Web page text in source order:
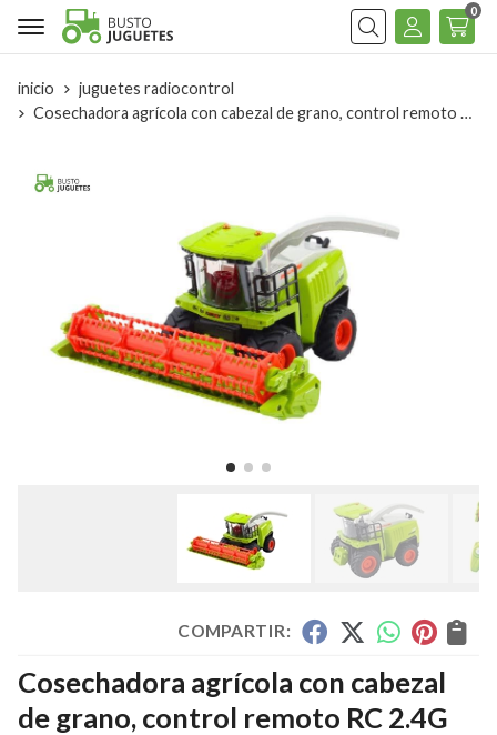
Buscar
0
inicio
juguetes radiocontrol
Cosechadora agrícola con cabezal de grano, control remoto RC 2.4G
COMPARTIR:
Cosechadora agrícola con cabezal
de grano, control remoto RC 2.4G